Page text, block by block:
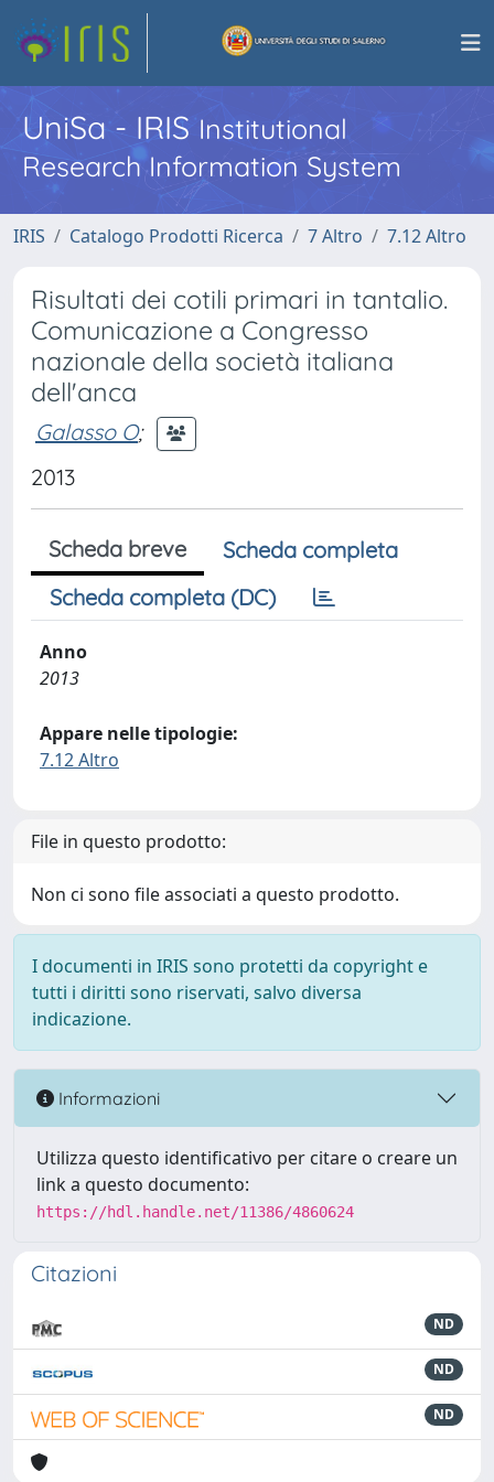
UniSa - IRISInstitutional
Research Information System
IRIS Catalogo Prodotti Ricerca 7 Altro 7.12 Altro
Risultati dei cotili primari in tantalio.
Comunicazione a Congresso
nazionale della società italiana
dell'anca
Galasso O;
2013
Scheda breve
Scheda completa
Scheda completa (DC)
Anno
2013
Appare nelle tipologie:
7.12 Altro
File in questo prodotto:
Non ci sono file associati a questo prodotto.
I documenti in IRIS sono protetti da copyright e
tutti i diritti sono riservati, salvo diversa
indicazione.
Informazioni
Utilizza questo identificativo per citare o creare un
link a questo documento:
https://hdl.handle.net/11386/4860624
Citazioni
ND
ND
ND